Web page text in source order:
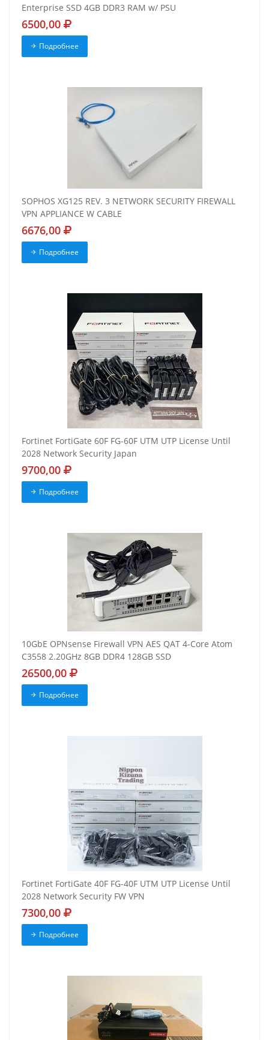
Enterprise SSD 4GB DDR3 RAM w/ PSU
6500,00
Подробнее
SOPHOS XG125 REV. 3 NETWORK SECURITY FIREWALL
VPN APPLIANCE W CABLE
6676,00
Подробнее
Fortinet FortiGate 60F FG-60F UTM UTP License Until
2028 Network Security Japan
9700,00
Подробнее
10GbE OPNsense Firewall VPN AES QAT 4-Core Atom
C3558 2.20GHz 8GB DDR4 128GB SSD
26500,00
Подробнее
Fortinet FortiGate 40F FG-40F UTM UTP License Until
2028 Network Security FW VPN
7300,00
Подробнее